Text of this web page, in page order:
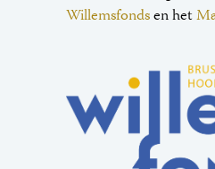
Willemsfondsen het